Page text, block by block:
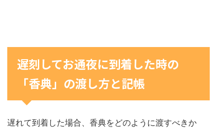
遅刻してお通夜に到着した時の
「香典」の渡し方と記帳
遅れて到着した場合、香典をどのように渡すべきか